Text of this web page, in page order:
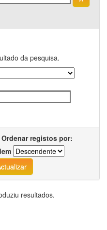
da pesquisa.
Ordenar registos por:
resultados.